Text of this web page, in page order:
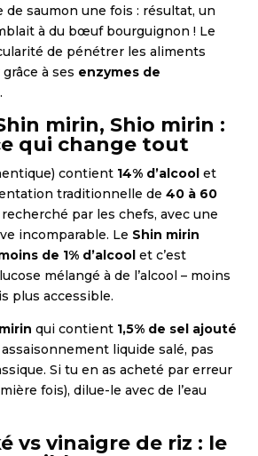
de saumon une fois : résultat, un
à du bœuf bourguignon ! Le
de pénétrer les aliments
à ses enzymes de
.
mirin, Shio mirin :
qui change tout
contient 14% d’alcool et
traditionnelle de40 à 60
recherché par les chefs, avec une
incomparable. Le Shin mirin
de 1% d’alcool et c’est
mélangé à de l’alcool – moins
plus accessible.
qui contient 1,5% de sel ajouté
liquide salé, pas
Si tu en as acheté par erreur
fois), dilue-le avec de l’eau
vs vinaigre de riz : le